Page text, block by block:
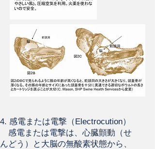
4. 感電または電撃（Electrocution）
感電または電撃は、心臓顫動（せ
んどう）と大脳の無酸素状態から、